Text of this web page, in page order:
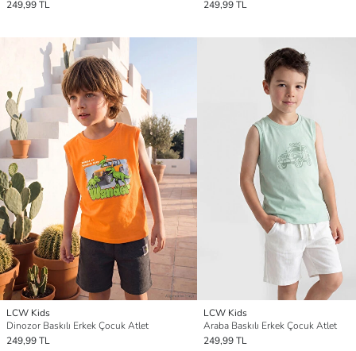
249,99 TL 249,99 TL
LCW Kids
Dinozor Baskılı Erkek Çocuk Atlet
249,99 TL
LCW Kids
Araba Baskılı Erkek Çocuk Atlet
249,99 TL